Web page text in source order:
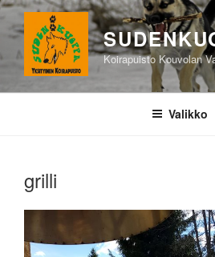
Siirry
sisältöön
Koirapuisto Kouvolan
Valikko
grilli